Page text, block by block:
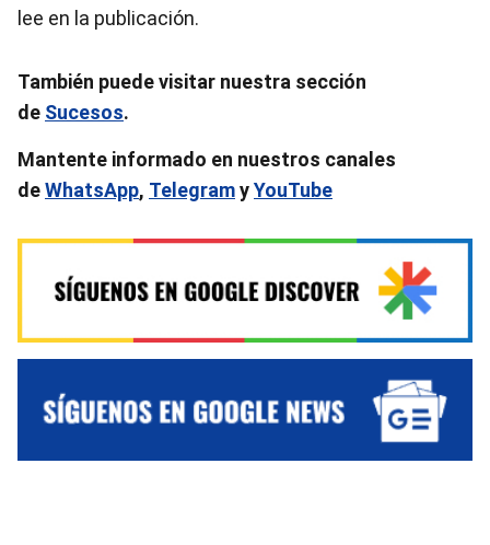
lee en la publicación.
También puede visitar nuestra sección
de Sucesos.
Mantente informado en nuestros canales
deWhatsApp, TelegramyYouTube